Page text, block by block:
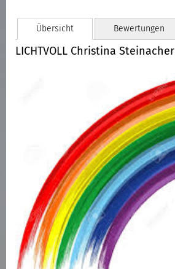
Übersicht Bewertungen
LICHTVOLL Christina Steinacher